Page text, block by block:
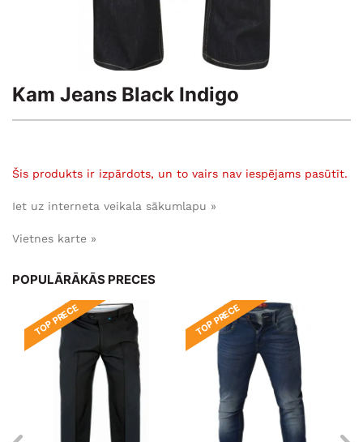
Kam Jeans Black Indigo
Šis produkts ir izpārdots, un to vairs nav iespējams pasūtīt.
Iet uz interneta veikala sākumlapu »
Vietnes karte »
POPULĀRĀKĀS PRECES
TOP PRECE TOP PRECE